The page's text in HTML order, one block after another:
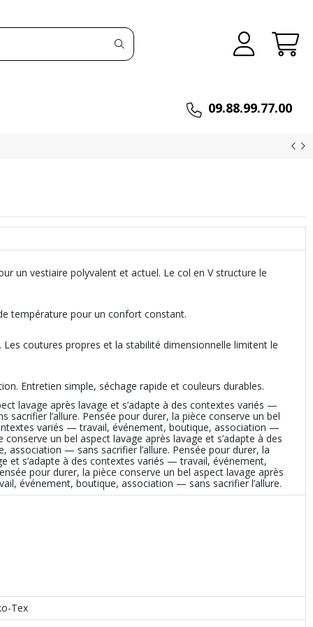
09.88.99.77.00
un vestiaire polyvalent et actuel. Le col en V structure le
température pour un confort constant.
coutures propres et la stabilité dimensionnelle limitent le
Entretien simple, séchage rapide et couleurs durables.
lavage après lavage et s’adapte à des contextes variés —
l’allure. Pensée pour durer, la pièce conserve un bel
variés — travail, événement, boutique, association —
conserve un bel aspect lavage après lavage et s’adapte à des
— sans sacrifier l’allure. Pensée pour durer, la
et s’adapte à des contextes variés — travail, événement,
pour durer, la pièce conserve un bel aspect lavage après
événement, boutique, association — sans sacrifier l’allure.
Tex